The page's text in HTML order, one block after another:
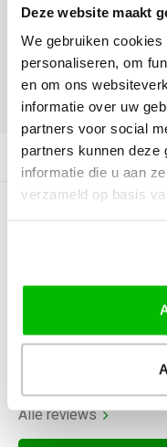
Deze website maakt
We gebruiken
personaliseren, om
en om ons
informatie over uw
partners voor social
partners kunnen deze
informatie die u aan
verzameld op basis
DIRECT
DELEN:
Alle reviews